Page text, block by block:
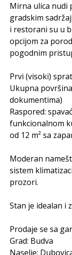
Mirna ulica nudi
gradskim
i restorani su u
opcijom za
pogodnim
Prvi (visoki)
Ukupna
dokumentima)
Raspored:
funkcionalnom
od 12 m² sa
Moderan
sistem
prozori.
Stan je idealan i
Prodaje se sa
Grad: Budva
Naselje: